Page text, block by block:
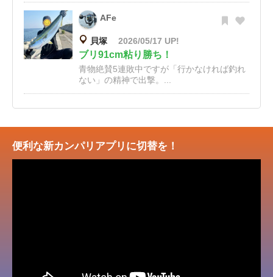
AFe
貝塚 2026/05/17 UP!
ブリ91cm粘り勝ち！
青物絶賛5連敗中ですが「行かなければ釣れ
ない」の精神で出撃。...
便利な新カンパリアプリに切替を！